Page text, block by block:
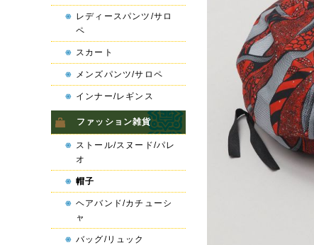
レディースパンツ/サロ
ペ
スカート
メンズパンツ/サロペ
インナー/レギンス
ファッション雑貨
ストール/スヌード/パレ
オ
帽子
ヘアバンド/カチューシ
ャ
バッグ/リュック